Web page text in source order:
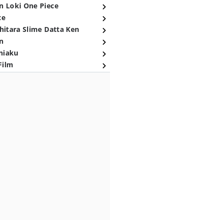
Loki One Piece
Slime Datta Ken